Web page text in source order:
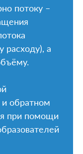
потоку –
расходу), а
обратном
при помощи